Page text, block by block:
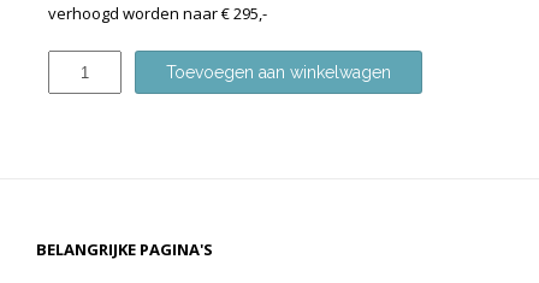
verhoogd worden naar € 295,-
u
m
Toevoegen aan winkelwagen
BELANGRIJKE PAGINA'S